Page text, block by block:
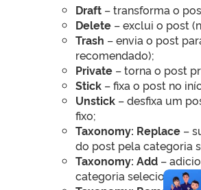
Draft – transforma o
Delete – exclui o post
Trash – envia o post
recomendado);
Private – torna o post
Stick – fixa o post no
Unstick – desfixa um
fixo;
Taxonomy: Replace –
do post pela categoria
Taxonomy: Add –
categoria selecionada;